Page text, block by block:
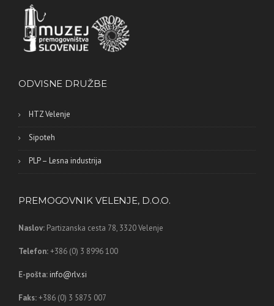
ODVISNE DRUŽBE
HTZ Velenje
Sipoteh
PLP – Lesna industrija
PREMOGOVNIK VELENJE, D.O.O.
Naslov: Partizanska cesta 78, 3320 Velenje
Telefon:+386 (0) 3 8996 100
E-pošta: info@rlv.si
Faks:+386 (0) 3 5875 007